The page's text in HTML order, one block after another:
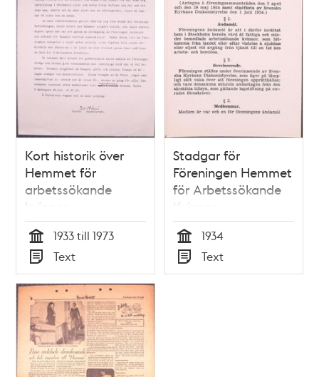
Kort historik över
Hemmet för
arbetssökande
kvinnor
Tid
1933 till 1973
Typ
Text
Stadgar för
Föreningen Hemmet
för Arbetssökande
Kvinnor
Tid
1934
Typ
Text